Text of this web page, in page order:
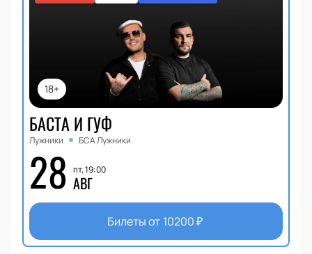
18+
БАСТА И ГУФ
Лужники БСА Лужники
28 пт, 19:00
АВГ
Билеты от 10200₽